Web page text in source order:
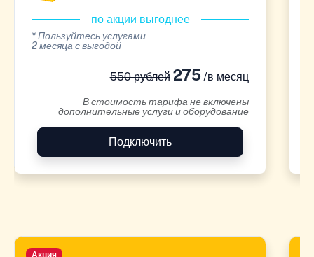
по акции выгоднее
* Пользуйтесь услугами
2 месяца с выгодой
550 рублей275 /в месяц
В стоимость тарифа не включены
дополнительные услуги и оборудование
Подключить
Акция